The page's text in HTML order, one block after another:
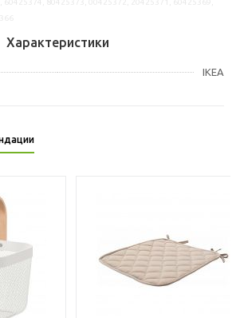
Характеристики
IKEA